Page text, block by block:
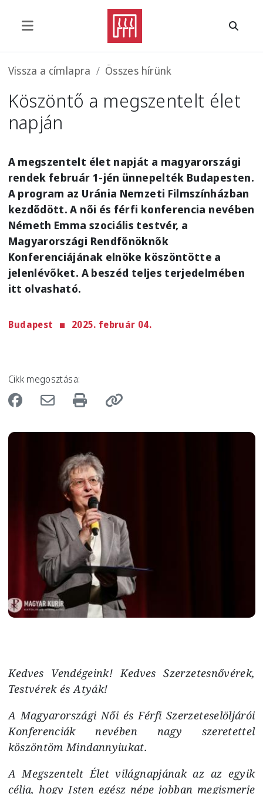
Morzsa
Vissza a címlapra Összes hírünk
Köszöntő a megszentelt élet
napján
A megszentelt élet napját a magyarországi
rendek február 1-jén ünnepelték Budapesten.
A program az Uránia Nemzeti Filmszínházban
kezdődött. A női és férfi konferencia nevében
Németh Emma szociális testvér, a
Magyarországi Rendfőnöknők
Konferenciájának elnöke köszöntötte a
jelenlévőket. A beszéd teljes terjedelmében
itt olvasható.
Budapest 2025. február 04.
Cikk megosztása:
Image
Kedves Vendégeink! Kedves Szerzetesnővérek,
Testvérek és Atyák!
A Magyarországi Női és Férfi Szerzeteselöljárói
Konferenciák nevében nagy szeretettel
köszöntöm Mindannyiukat.
A Megszentelt Élet világnapjának az az egyik
célja, hogy Isten egész népe jobban megismerje